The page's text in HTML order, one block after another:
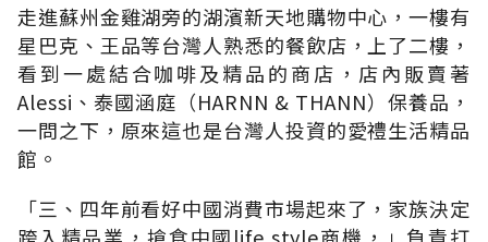
走進蘇州金雞湖旁的湖濱新天地購物中心，一樓有
星巴克、王品等台灣人熟悉的餐飲店，上了二樓，
看到一處結合咖啡及精品的商店，店內販賣著
Alessi、泰國涵庭（HARNN & THANN）保養品，
一問之下，原來這也是台灣人投資的愛禮生活精品
館。
「三、四年前看好中國消費市場起來了，家族決定
跨入精品業，搶食中國life style商機，」負責打